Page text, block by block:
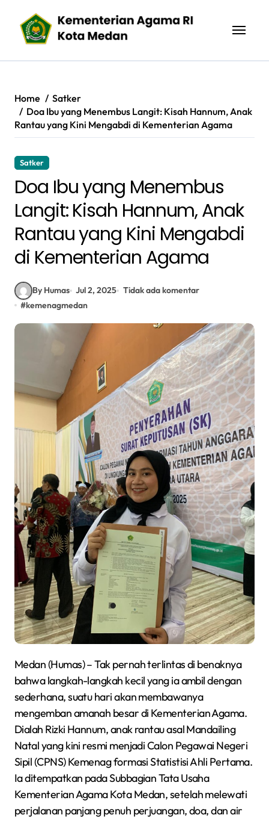
content
Home
Satker
Doa Ibu yang Menembus Langit: Kisah Hannum, Anak
Rantau yang Kini Mengabdi di Kementerian Agama
Satker
Doa Ibu yang Menembus
Langit: Kisah Hannum, Anak
Rantau yang Kini Mengabdi
di Kementerian Agama
By Humas Jul 2, 2025 Tidak ada komentar
#kemenagmedan
Medan (Humas) – Tak pernah terlintas di benaknya
bahwa langkah-langkah kecil yang ia ambil dengan
sederhana, suatu hari akan membawanya
mengemban amanah besar di Kementerian Agama.
Dialah Rizki Hannum, anak rantau asal Mandailing
Natal yang kini resmi menjadi Calon Pegawai Negeri
Sipil (CPNS) Kemenag formasi Statistisi Ahli Pertama.
Ia ditempatkan pada Subbagian Tata Usaha
Kementerian Agama Kota Medan, setelah melewati
perjalanan panjang penuh perjuangan, doa, dan air